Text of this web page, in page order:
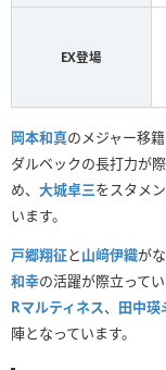
EX登場
岡本和真のメジャー移
ダルベックの長打力が
め、 大城卓三をスタメ
います。
戸郷翔征と山﨑伊織が
和幸の活躍が際立って
Rマルティネス、 田中瑛
陣となっています。